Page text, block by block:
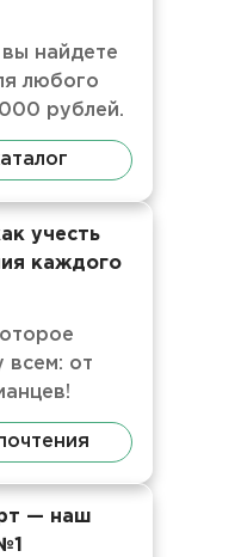
найдете
любого
рублей.
учесть
каждого
всем: от
— наш